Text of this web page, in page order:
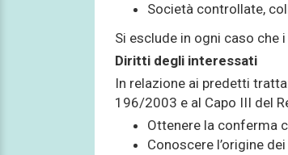
Società controllate,
Si esclude in ogni caso
Diritti degli interessati
In relazione ai predetti
196/2003 e al Capo III del
Ottenere la conferma
Conoscere l’origine